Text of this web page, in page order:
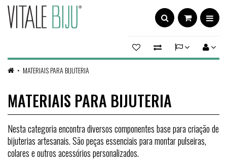
MATERIAIS PARA BIJUTERIA
MATERIAIS PARA BIJUTERIA
Nesta categoria encontra diversos componentes base para criação de
bijuterias artesanais. São peças essenciais para montar pulseiras,
colares e outros acessórios personalizados.